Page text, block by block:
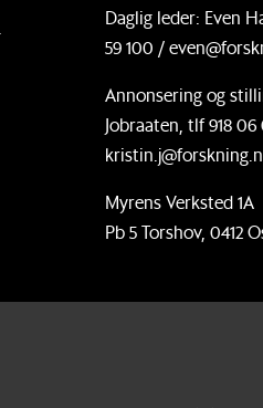
Daglig leder: Even
59 100 /
Annonsering og
Jobraaten, tlf 918
Myrens Verksted 1A
Pb 5 Torshov, 0412